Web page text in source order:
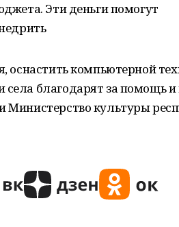
Эти деньги помогут
оснастить компьютерной
благодарят за помощь
культуры